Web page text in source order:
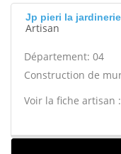
Jp pieri la
Artisan
Département: 04
Construction de
Voir la fiche artisan :